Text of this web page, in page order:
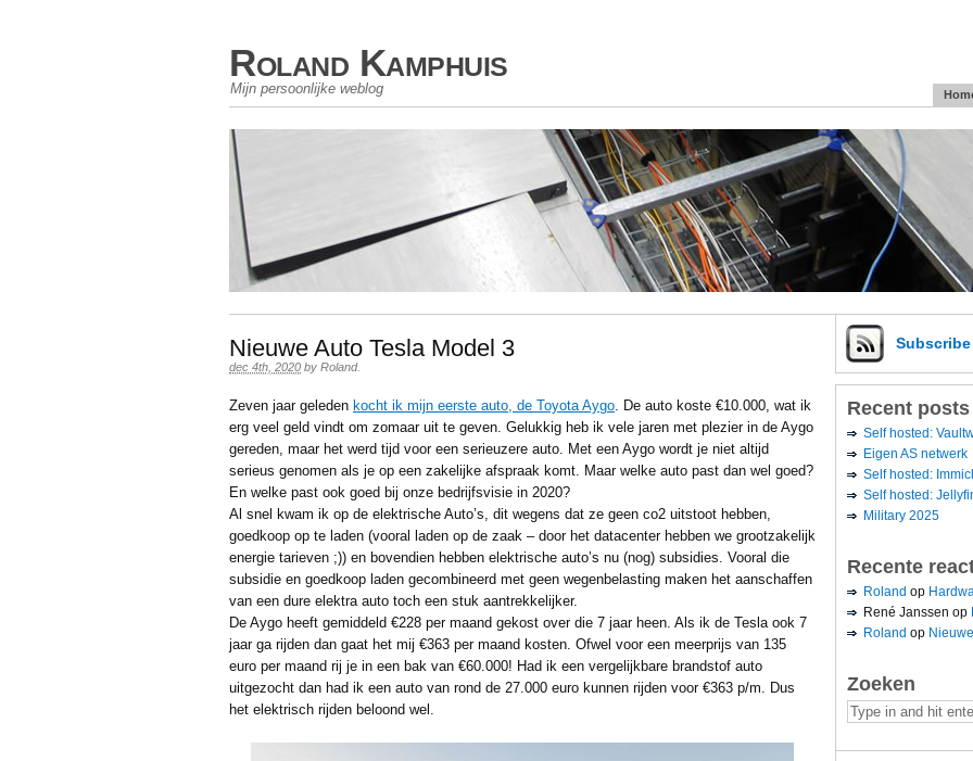
Roland Kamphuis
Mijn persoonlijke weblog
Nieuwe Auto Tesla Model 3
dec 4th, 2020 by Roland.
Zeven jaar geleden kocht ik mijn eerste auto, de Toyota Aygo. De auto koste €10.000, wat ik
erg veel geld vindt om zomaar uit te geven. Gelukkig heb ik vele jaren met plezier in de Aygo
gereden, maar het werd tijd voor een serieuzere auto. Met een Aygo wordt je niet altijd
serieus genomen als je op een zakelijke afspraak komt. Maar welke auto past dan wel goed?
En welke past ook goed bij onze bedrijfsvisie in 2020?
Al snel kwam ik op de elektrische Auto’s, dit wegens dat ze geen co2 uitstoot hebben,
goedkoop op te laden (vooral laden op de zaak – door het datacenter hebben we grootzakelijk
energie tarieven ;)) en bovendien hebben elektrische auto’s nu (nog) subsidies. Vooral die
subsidie en goedkoop laden gecombineerd met geen wegenbelasting maken het aanschaffen
van een dure elektra auto toch een stuk aantrekkelijker.
De Aygo heeft gemiddeld €228 per maand gekost over die 7 jaar heen. Als ik de Tesla ook 7
jaar ga rijden dan gaat het mij €363 per maand kosten. Ofwel voor een meerprijs van 135
euro per maand rij je in een bak van €60.000! Had ik een vergelijkbare brandstof auto
uitgezocht dan had ik een auto van rond de 27.000 euro kunnen rijden voor €363 p/m. Dus
het elektrisch rijden beloond wel.
Subscribe
Recent posts
Self hosted:
Eigen AS netwerk
Self hosted:
Self hosted:
Military 2025
Recente
Roland op
René Janssen op
Roland op
Zoeken